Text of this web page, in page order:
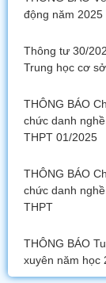
động năm 2025
Thông tư 30/
Trung học cơ
THÔNG BÁO
chức danh
THPT 01/2025
THÔNG BÁO
chức danh
THPT
THÔNG BÁO
xuyên năm học